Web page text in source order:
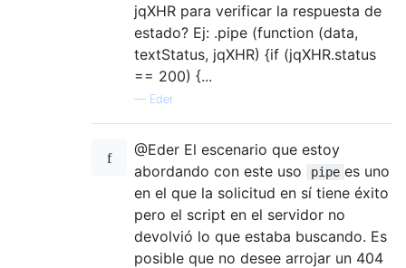
jqXHR para verificar la respuesta de
estado? Ej: .pipe (function (data,
textStatus, jqXHR) {if (jqXHR.status
== 200) {...
— Eder
@Eder El escenario que estoy
abordando con este uso
pipe es uno
en el que la solicitud en sí tiene éxito
pero el script en el servidor no
devolvió lo que estaba buscando. Es
posible que no desee arrojar un 404